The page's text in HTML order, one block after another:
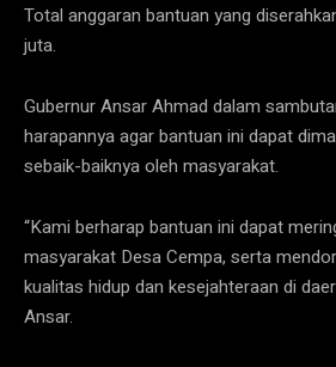
Total anggaran bantuan yang
juta.
Gubernur Ansar Ahmad dalam
harapannya agar bantuan ini dapat
sebaik-baiknya oleh masyarakat.
“Kami berharap bantuan ini dapat
masyarakat Desa Cempa, serta
kualitas hidup dan kesejahteraan di
Ansar.